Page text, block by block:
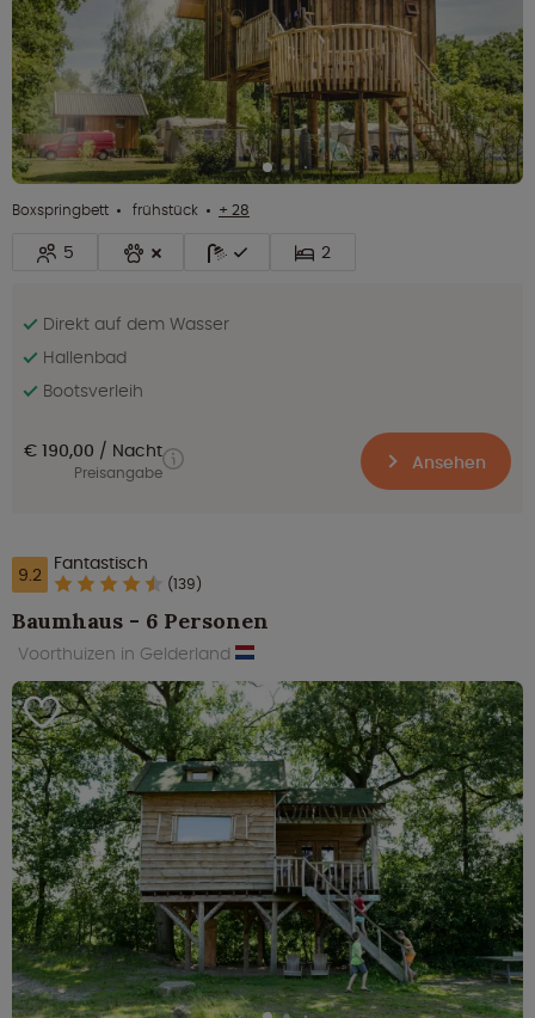
Boxspringbett frühstück + 28
5 2
Direkt auf dem Wasser
Hallenbad
Bootsverleih
€ 190,00 Nacht
Preisangabe Ansehen
9.2 Fantastisch
(139)
Baumhaus - 6 Personen
Voorthuizen in Gelderland